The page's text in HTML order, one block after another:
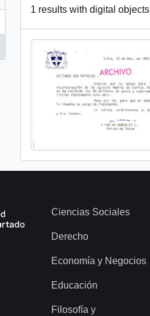
1 results with digital objects
Ciencias Sociales
Derecho
Economía y Negocios
Educación
Filosofía y